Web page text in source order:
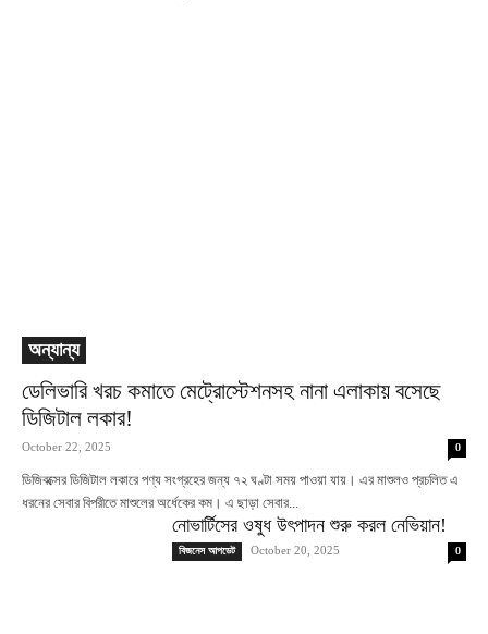
অন্যান্য
ডেলিভারি খরচ কমাতে মেট্রোস্টেশনসহ নানা এলাকায় বসেছে
ডিজিটাল লকার!
October 22, 2025 0
ডিজিবক্সের ডিজিটাল লকারে পণ্য সংগ্রহের জন্য ৭২ ঘণ্টা সময় পাওয়া যায়। এর মাশুলও প্রচলিত এ
ধরনের সেবার বিপরীতে মাশুলের অর্ধেকের কম। এ ছাড়া সেবার...
নোভার্টিসের ওষুধ উৎপাদন শুরু করল নেভিয়ান!
বিজনেস আপডেট October 20, 2025 0